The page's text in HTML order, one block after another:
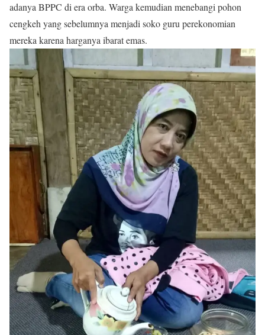
adanya BPPC di era orba. Warga kemudian menebangi pohon
cengkeh yang sebelumnya menjadi soko guru perekonomian
mereka karena harganya ibarat emas.